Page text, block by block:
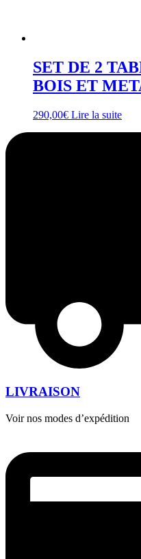
SET DE 2
BOIS ET
290,00€ Lire la suite
LIVRAISON
Voir nos modes d’expédition